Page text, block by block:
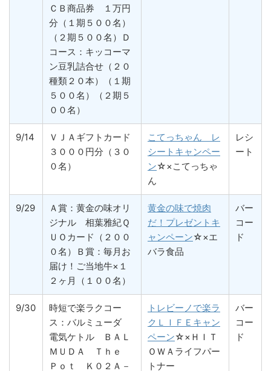
ＣＢ商品券 １万円
分（１期５００名）
（２期５００名）Ｄ
コース：キッコーマ
ン豆乳詰合せ（２０
種類２０本）（１期
５００名）（２期５
００名）
9/14
ＶＪＡギフトカード
３０００円分（３０
０名）
こてっちゃん レ
シートキャンペー
ン☆×こてっちゃ
ん
レシ
ート
9/29
Ａ賞：黄金の味オリ
ジナル 相葉雅紀Ｑ
ＵＯカード（２００
０名）Ｂ賞：毎月お
届け！ご当地牛×１
２ヶ月（１００名）
黄金の味で焼肉
だ！プレゼントキ
ャンペーン☆×エ
バラ食品
バー
コー
ド
9/30
時短で楽ラクコー
ス：バルミューダ
電気ケトル ＢＡＬ
ＭＵＤＡ Ｔｈｅ
Ｐｏｔ Ｋ０２Ａ－
トレビーノで楽ラ
クＬＩＦＥキャン
ペーン☆×ＨＩＴ
ＯＷＡライフパー
トナー
バー
コー
ド